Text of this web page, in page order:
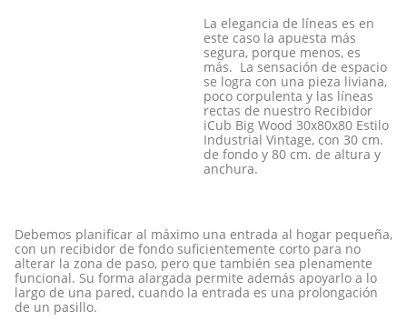
La elegancia de líneas es en
este caso la apuesta más
segura, porque menos, es
más. La sensación de espacio
se logra con una pieza liviana,
poco corpulenta y las líneas
rectas de nuestro Recibidor
iCub Big Wood 30x80x80 Estilo
Industrial Vintage, con 30 cm.
de fondo y 80 cm. de altura y
anchura.
Debemos planificar al máximo una entrada al hogar pequeña,
con un recibidor de fondo suficientemente corto para no
alterar la zona de paso, pero que también sea plenamente
funcional. Su forma alargada permite además apoyarlo a lo
largo de una pared, cuando la entrada es una prolongación
de un pasillo.